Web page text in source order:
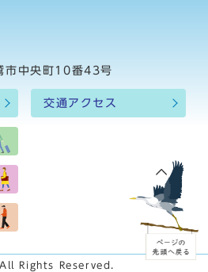
中央町10番43号
交通アクセス
Rights Reserved.